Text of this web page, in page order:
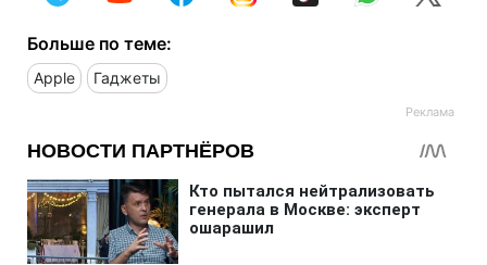
Больше по теме:
Apple Гаджеты